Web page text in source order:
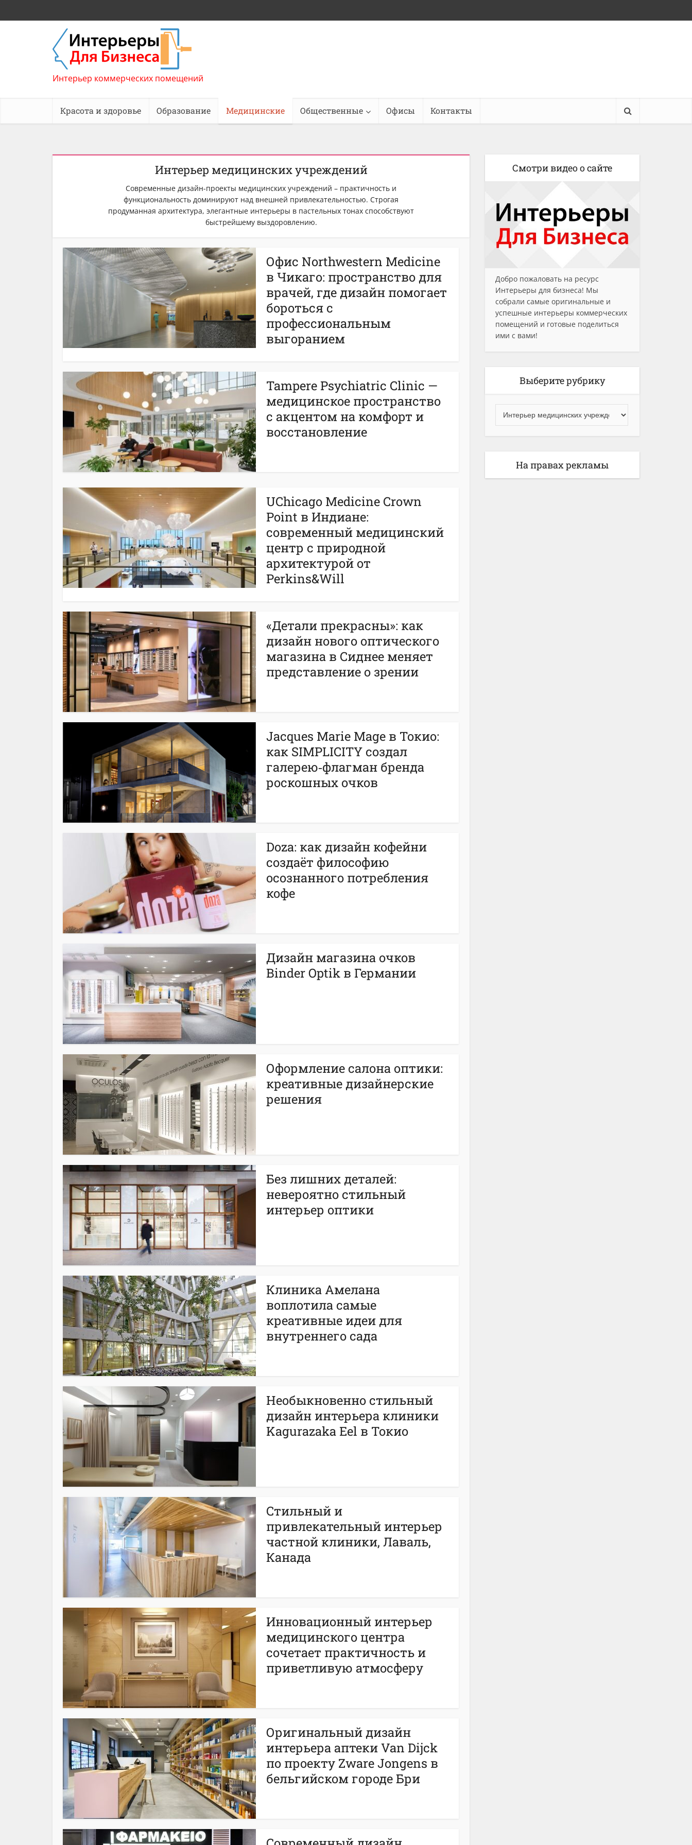
Интерьер коммерческих помещений
Красота и здоровье Образование Медицинские Общественные Офисы Контакты
Интерьер медицинских учреждений
Современные дизайн-проекты медицинских учреждений – практичность и
функциональность доминируют над внешней привлекательностью. Строгая
продуманная архитектура, элегантные интерьеры в пастельных тонах способствуют
быстрейшему выздоровлению.
Офис Northwestern Medicine
в Чикаго: пространство для
врачей, где дизайн помогает
бороться с
профессиональным
выгоранием
Tampere Psychiatric Clinic —
медицинское пространство
с акцентом на комфорт и
восстановление
UChicago Medicine Crown
Point в Индиане:
современный медицинский
центр с природной
архитектурой от
Perkins&Will
«Детали прекрасны»: как
дизайн нового оптического
магазина в Сиднее меняет
представление о зрении
Jacques Marie Mage в Токио:
как SIMPLICITY создал
галерею‑флагман бренда
роскошных очков
Doza: как дизайн кофейни
создаёт философию
осознанного потребления
кофе
Дизайн магазина очков
Binder Optik в Германии
Оформление салона оптики:
креативные дизайнерские
решения
Без лишних деталей:
невероятно стильный
интерьер оптики
Клиника Амелана
воплотила самые
креативные идеи для
внутреннего сада
Необыкновенно стильный
дизайн интерьера клиники
Kagurazaka Eel в Токио
Стильный и
привлекательный интерьер
частной клиники, Лаваль,
Канада
Инновационный интерьер
медицинского центра
сочетает практичность и
приветливую атмосферу
Оригинальный дизайн
интерьера аптеки Van Dijck
по проекту Zware Jongens в
бельгийском городе Бри
Смотри видео о сайте
Добро пожаловать на ресурс
Интерьеры для бизнеса! Мы
собрали самые оригинальные и
успешные интерьеры коммерческих
помещений и готовые поделиться
ими с вами!
Выберите рубрику
На правах рекламы